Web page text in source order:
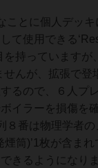
とに個人デッ
て使用できる
持っていますが
んが、拡張で
るので、６人プ
イラーを損傷を
８番は物理学者
筒)’1枚が含ま
きるようになり